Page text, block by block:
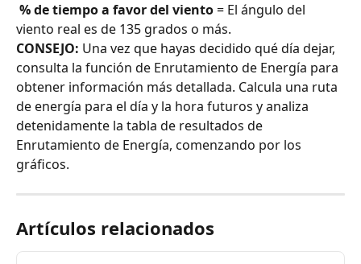
% de tiempo a favor del viento = El ángulo del
viento real es de 135 grados o más.
CONSEJO: Una vez que hayas decidido qué día dejar,
consulta la función de Enrutamiento de Energía para
obtener información más detallada. Calcula una ruta
de energía para el día y la hora futuros y analiza
detenidamente la tabla de resultados de
Enrutamiento de Energía, comenzando por los
gráficos.
Artículos relacionados